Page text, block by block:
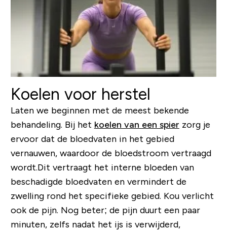
Koelen voor herstel
Laten we beginnen met de meest bekende
behandeling. Bij het koelen van een spier zorg je
ervoor dat de bloedvaten in het gebied
vernauwen, waardoor de bloedstroom vertraagd
wordt.Dit vertraagt het interne bloeden van
beschadigde bloedvaten en vermindert de
zwelling rond het specifieke gebied. Kou verlicht
ook de pijn. Nog beter; de pijn duurt een paar
minuten, zelfs nadat het ijs is verwijderd,